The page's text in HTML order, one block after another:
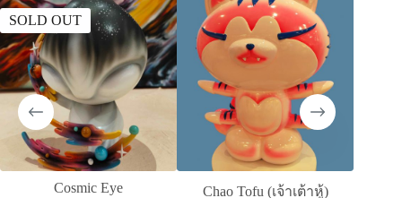
SOLD OUT
Cosmic Eye
Chao Tofu (เจ้าเต้าหู้)